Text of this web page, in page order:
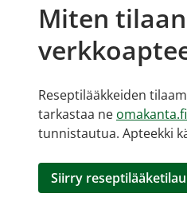
Miten
Reseptilääkkeiden
tarkastaa ne omakanta.fi
tunnistautua. Apteekki
Siirry